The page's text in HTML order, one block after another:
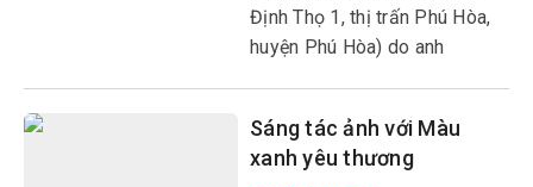
Định Thọ 1, thị trấn Phú Hòa,
huyện Phú Hòa) do anh
Sáng tác ảnh với Màu
xanh yêu thương